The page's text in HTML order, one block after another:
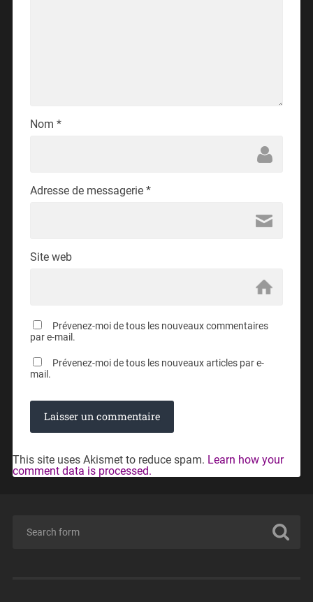
Nom *
Adresse de messagerie *
Site web
Prévenez-moi de tous les nouveaux commentaires
par e-mail.
Prévenez-moi de tous les nouveaux articles par e-
mail.
This site uses Akismet to reduce spam. Learn how your
comment data is processed.